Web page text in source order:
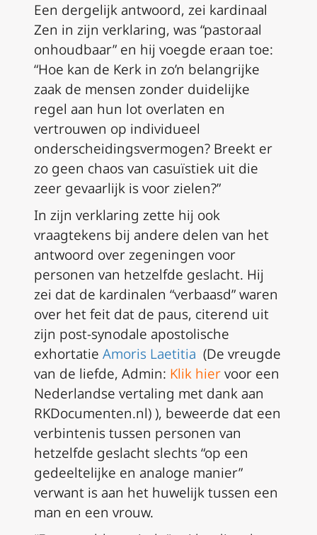
Een dergelijk antwoord, zei kardinaal
Zen in zijn verklaring, was “pastoraal
onhoudbaar” en hij voegde eraan toe:
“Hoe kan de Kerk in zo’n belangrijke
zaak de mensen zonder duidelijke
regel aan hun lot overlaten en
vertrouwen op individueel
onderscheidingsvermogen? Breekt er
zo geen chaos van casuïstiek uit die
zeer gevaarlijk is voor zielen?”
In zijn verklaring zette hij ook
vraagtekens bij andere delen van het
antwoord over zegeningen voor
personen van hetzelfde geslacht. Hij
zei dat de kardinalen “verbaasd” waren
over het feit dat de paus, citerend uit
zijn post-synodale apostolische
exhortatie Amoris Laetitia (De vreugde
van de liefde, Admin: Klik hiervoor een
Nederlandse vertaling met dank aan
RKDocumenten.nl) ), beweerde dat een
verbintenis tussen personen van
hetzelfde geslacht slechts “op een
gedeeltelijke en analoge manier”
verwant is aan het huwelijk tussen een
man en een vrouw.